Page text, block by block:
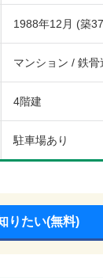
1988年12月 (築
マンション / 鉄骨
4階建
駐車場あり
りたい(無料)